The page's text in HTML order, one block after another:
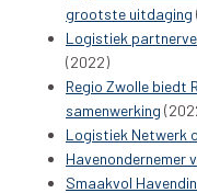
grootste uitdaging
Logistiek
(2022)
Regio Zwolle biedt
samenwerking
Logistiek Netwerk
Havenondernemer
Smaakvol